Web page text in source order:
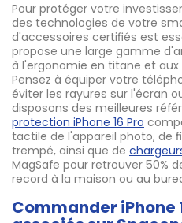
Pour protéger votre
des technologies de votre
d'accessoires certifiés est
propose une large gamme
à l'ergonomie en titane et
Pensez à équiper votre
éviter les rayures sur l'écran
disposons des meilleures
protection iPhone 16 Pro
tactile de l'appareil photo, de
trempé, ainsi que de
MagSafe pour retrouver 50%
record à la maison ou au
Commander iPhone